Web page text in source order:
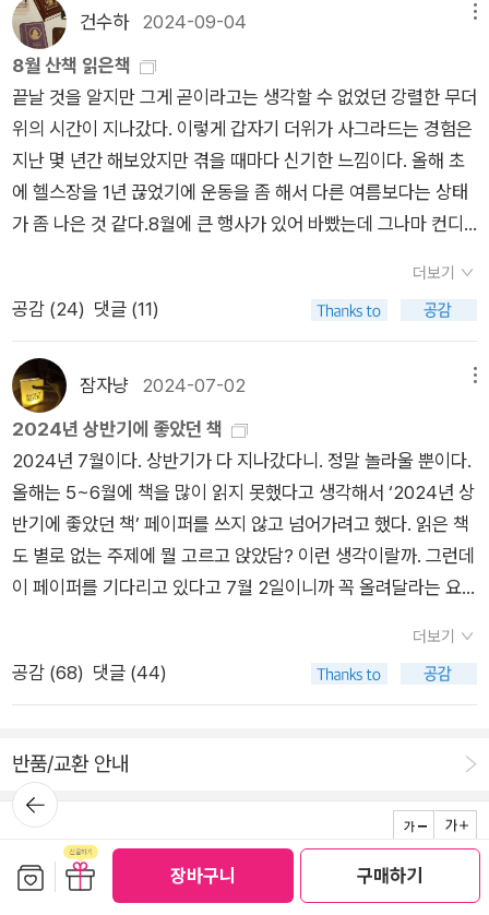
장바구니 구매하기
갑자기 읽기 능력을 잃어버릴 수도 있다고, 그러니까 당신도 ‘실
독증’이라는 덫에 걸릴 수 있다고 위협한다. 경고한다.실독증? 난
독증은 들어봤는데 실독증은 또 뭐람?! 이 책에 따르면 실독증은
“더 이상 손글씨나 인쇄된 언어를 읽을 수 없지만 보거나 말하는
등의 다른 일은 계속할 수 있는 신경학적 증후군”을 뜻한다. 읽기
능력 상실은 보통 뇌졸중, 종양, 머리손상, 퇴행성 질환으로 인한
뇌손상 때문에 일어난다. 어린이가 읽기를 배우지 못하도록 방해
하는 난독증과는 달리 실독증은 글을 읽을 줄 아는 성인에게 영향
을 끼친다. 평생 책을 읽어온 사람이 갑자기 읽은 것을 하나도 이
해할 수 없는 상태가 되기 때문에 후천적 문맹이라고도 한다. 갑
책에서는 이런 환자를 ‘문해력 상실인’이라고 지칭하기도 한다.사
실 이 책은 ‘읽지 못하는 사람’이라고 말할 때 보통의 사람들이 가
장 쉽게 떠올릴 수 있는 이들, 그러니까 난독증처럼 글씨를 인지
하는 데 어려움을 겪는 이들부터 살펴본다. 그러나 난독증을 다룬
1장은 나와는 관련이 없는 듯해 관망하듯이 읽었다. 그런데 실독
증, 문해력 상실인을 다룬 3장은 남의 일 같지만은 않아서 제아무
리 지금 잘 읽고, 읽은 것을 잘 이해한다고 하더라도 언제든지 그
능력을 상실할 수도 있다고, 인간은 그렇게 나약한 존재라고 새삼
의미를 잃어버린 이들의 사례가 여럿 소개된다. 저자에 따르면 작
가나 학자, 편집자처럼 읽기가 거의 한 개인의 정체성을 이루던
사람들일수록 문해력 상실인이 된 이후로 삶의 의미를 잃어버리
골신경통 때문에 책을 읽을 수 없게 되자 처음으로 자살을 생각한
다. “나는 읽어야 한다. 내 삶의 대부분은 읽기다”라고 말했던 그
였기에 목숨을 끊을 생각까지 했다는 게 어쩌면 당연하게 느껴진
다.이렇게 갑자기 읽기능력을 잃어버린 이들의 이야기를 듣다보
면, 읽기능력을 잃어버린다는 것은 단순히 학습 기술을 잃는 것에
주된 감정이 필연적으로 ‘수치심’이며 이 감정이 끌어내는 일상의
고난은 과업을 수행하는 신화속 인물만큼이나 힘겹다. 그럼에도
”읽을 수 있는 것은 기적이다“(p.112), ”나는 책을 잘 읽지는 못
해도 어쨌든 읽는다. 괜찮은 일 아닌가?“(p.114)라는 수기 속 긍
정의 목소리로 맺는다. 2장 <한 살에 책을 펼친 아이>에서 저
자는 ‘자폐적 읽기’가 책과 만나는 모든 사람이 보이는 표면 읽기
의 또 다른 형태로 이해해야 한다고 주장한다. 이 장에서 읽기라
는 용어에서 배제되거나 “읽기가 아닌 것으로 낙인찍혔던”(p.12
2) 책과의 다양한 소통 방식을 만난다. 최초의 과독증 환자, ‘읽기
기계’로 불렸던 기억 천재의 사례부터 세 살 때 그리스어를 배우
상이 아닌 ‘의례’를 수행하는 대상이 되기도 한다. 저자는 표면 읽
기를 열등한 읽기 방식이라고 생각하는 것은 ‘실수’라고 반복한
다. 활자가 주는 풍부한 자극에 마음을 빼앗기는 건 책 읽는 사람
이 책에 느끼는 애정과 다름 아니기 때문이다. 3장 <하루아침에
읽을 수 없게 된다면>의 부제는 “실독증과 ‘읽는 존재’로서의 인
간”이다. 후천적 문맹이라고도 하는 실독증은 글자 공화국에서
살아가는 인간에게 잃어버린 특권이다. 병리 의학적 관점에서 뇌
의 특정 영역 손상과 실어증 발생, 브로카 영역이라는 명명 등 역
본다. 읽기 장벽은 특히 작가에게 더 잔인하다. 자칭 읽기 중독,
활자 중독이었던 하워드 엥겔은 뇌줄증 후유증으로 실독증을 겪
게 되고 수기를 통해 읽기는 곧 정체성이라는 걸 웅변한다. 신경
‘문맹’이라고 밝힌 뒤에도 계속 책을 사는 그는 의사의 진단에 동
의하지 않고 중단 없이 자기만의 독서 여정을 강행한다. 가장 인
은 어떤 감각이 다른 감각을 자연스럽게 불러일으키는 공감각을
다룬다. 처음 등장한 의학 기록부터 명칭의 변화, 예술과 문학 작
이> - 소피 블랙올 작가 신간이라 샀습니다. 소피 블랙올 책들 좋
아요. 특히 <지구에 올 너에게>를 아이들이 참 좋아합니다. 이
책도 사랑스러워요. <제인 구달의 내가 사랑한 침팬지> - 첫째
가 요즘 동물들 실사 영상(그림이 아닌)에 관심을 갖길래 제인 구
달이 생각나 어린이용으로 나온 자서전을 사봤는데.. 자긴 강아
지,고양이가 좋지 침팬지는 별로라며 외면.. ㅡㅡ 읽은 책: 8권많
이 읽었쥬? 의외로..가열차게 읽다가 월말에는 통 못 읽었지만. <
읽지 못하는 사람들> - 리뷰 씀<정재승의 과학 콘서트> - 와 진
짜 오래된 책이라, 처분하려고 읽었는데 꽤 재밌었음<숄> - 리
뷰 씀<오늘도 이혼주례를 했습니다> - 재밌었음<ALONE> -
주정뱅이> - 리뷰 씀. 이걸로 오랜만에 리뷰 당선되었네요.<이
중 하나는 거짓말> - 리뷰.. 써야 하는데.. * 가지고 있는 책 3권
읽고 1권 사기 * 저번에 구간이라는 조건을 없애기로 해서, 대신
에 함달달 책을 예외에서 뺐습니다. 가능한 새로 산 책은 빨리 읽
는 게 목표. 7월에 읽은 3권 + 이번 달 읽은 7권(이북 제외) = 10
권산책 2권 * 3 = 6권10-6 = 4 9월에도 일단 1권은 살 수 있군
요. 이미 샀지만.. 여성주의 책읽기 책 ㅋㅋ 아직 시작은 못했습니
다.이번 달은 이 책들 완독 목표! 독서의 계절에 신나는 독서 하세
건수하2024-09-04
8월 산책 읽은책
끝날 것을 알지만 그게 곧이라고는 생각할 수 없었던 강렬한 무더
위의 시간이 지나갔다. 이렇게 갑자기 더위가 사그라드는 경험은
지난 몇 년간 해보았지만 겪을 때마다 신기한 느낌이다. 올해 초
에 헬스장을 1년 끊었기에 운동을 좀 해서 다른 여름보다는 상태
가 좀 나은 것 같다.8월에 큰 행사가 있어 바빴는데 그나마 컨디
여름이기에 은퇴 후엔 조금 더 시원한 곳으로 가볼까 하는 생각을
해봤다.문제는 정년이 연장되면 은퇴가 ... 너무 멀다 ㅠㅠ 그렇다
고 경제적으로 여유로워서 나는 일찍 그만두겠다 할 입장은 아닌
데 국민연금 못 주겠다고 정년을 늘리다니 젊은이들 일자리는 어
쩌라고 이러는 건지 원. 더운 와중 이런 책들을 완독했다. 더위의
흔적이 보인다.. 그 외 이것저것 조금씩 건드린 게 있지만 완독한
건 이게 다고,8월의 여성주의책같이읽기 책은 아직도 읽는
중... 그리고 산 책은 다음과 같다. 완독한 건 <버지니아 울프의
이름으로> 하나이고<읽지 못하는 사람들>은 전자책으로 출퇴
근하며 듣고 있는데 졸려서 요즘 멈춰 있는 상태.<성적인 밤>은
아직 못 읽었는데 9월에는 꼭 읽고 싶다.9월에는 이런 책들을 읽
을 예정이다. 함달달 책 8월에 시작도 못해서 맘이 바쁘다.
더보기
공감 (24) 댓글 (11)
잠자냥 2024-07-02
2024년 상반기에 좋았던 책
2024년 7월이다. 상반기가 다 지나갔다니. 정말 놀라울 뿐이다.
올해는 5~6월에 책을 많이 읽지 못했다고 생각해서 ‘2024년 상
반기에 좋았던 책’ 페이퍼를 쓰지 않고 넘어가려고 했다. 읽은 책
도 별로 없는 주제에 뭘 고르고 앉았담? 이런 생각이랄까. 그런데
이 페이퍼를 기다리고 있다고 7월 2일이니까 꼭 올려달라는 요
도대체 몇 권이나 읽었는지 헤아려보니 2024년 상반기에만 90
권을 조금 넘게 읽은 것 같다.....(뭐야 작년 상반기보다 많이 읽었
잖아?;;;) 아무튼 그 아흔 몇 권 중에서 인상 깊었던, 한 번 읽어보
읽은 인상 깊었던 소설 중 원픽이 아닐까 싶다. 한때 찬란하게 빛
났지만 서서히 부서지고 사라지고 소멸해가는 것들의 기록. <빛
과 물질의 기억> 때부터 눈여겨보던 작가 앤드루 포터, 사실 나
는 이 두 번째 소설 모음집이 더 좋았다. 앤드루 포터처럼 젊은 시
기를 다 지나고 이제는 서서히 늙어가는 단계로 접어들었기 때문
더보기
공감 (68) 댓글 (44)
반품/교환 안내
뒤로가
기
로그인 전체 메뉴 회사 소개 출판사 안내 PC 버전